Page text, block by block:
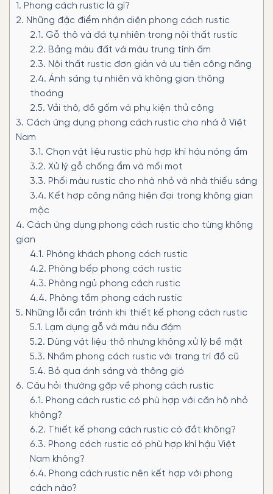
1. Phong cách rustic là gì?
2. Những đặc điểm nhận diện phong cách rustic
2.1. Gỗ thô và đá tự nhiên trong nội thất rustic
2.2. Bảng màu đất và màu trung tính ấm
2.3. Nội thất rustic đơn giản và ưu tiên công năng
2.4. Ánh sáng tự nhiên và không gian thông
thoáng
2.5. Vải thô, đồ gốm và phụ kiện thủ công
3. Cách ứng dụng phong cách rustic cho nhà ở Việt
Nam
3.1. Chọn vật liệu rustic phù hợp khí hậu nóng ẩm
3.2. Xử lý gỗ chống ẩm và mối mọt
3.3. Phối màu rustic cho nhà nhỏ và nhà thiếu sáng
3.4. Kết hợp công năng hiện đại trong không gian
mộc
4. Cách ứng dụng phong cách rustic cho từng không
gian
4.1. Phòng khách phong cách rustic
4.2. Phòng bếp phong cách rustic
4.3. Phòng ngủ phong cách rustic
4.4. Phòng tắm phong cách rustic
5. Những lỗi cần tránh khi thiết kế phong cách rustic
5.1. Lạm dụng gỗ và màu nâu đậm
5.2. Dùng vật liệu thô nhưng không xử lý bề mặt
5.3. Nhầm phong cách rustic với trang trí đồ cũ
5.4. Bỏ qua ánh sáng và thông gió
6. Câu hỏi thường gặp về phong cách rustic
6.1. Phong cách rustic có phù hợp với căn hộ nhỏ
không?
6.2. Thiết kế phong cách rustic có đắt không?
6.3. Phong cách rustic có phù hợp khí hậu Việt
Nam không?
6.4. Phong cách rustic nên kết hợp với phong
cách nào?